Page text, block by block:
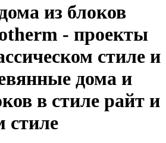
из блоков
- проекты
стиле и
дома и
в стиле райт и
стиле